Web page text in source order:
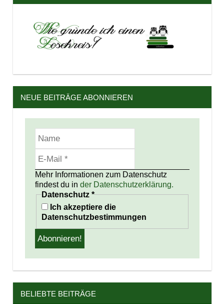
NEUE BEITRÄGE ABONNIEREN
Mehr Informationen zum Datenschutz
findest du in der Datenschutzerklärung.
Datenschutz *
Ich akzeptiere die
Datenschutzbestimmungen
BELIEBTE BEITRÄGE